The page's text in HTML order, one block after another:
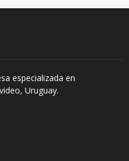
especializada en
Uruguay.